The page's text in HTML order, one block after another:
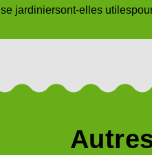
jardiniersont-elles